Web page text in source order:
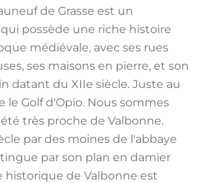
de Grasse est un
possède une riche histoire
médiévale, avec ses rues
ses maisons en pierre, et son
datant du XIIe siècle. Juste au
le Golf d'Opio. Nous sommes
très proche de Valbonne.
par des moines de l'abbaye
par son plan en damier
historique de Valbonne est